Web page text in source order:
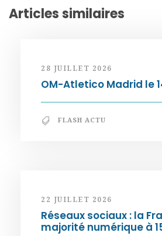
Articles similaires
28 JUILLET 2026
OM-Atletico Madrid le
FLASH ACTU
22 JUILLET 2026
Réseaux sociaux : la
majorité numérique à